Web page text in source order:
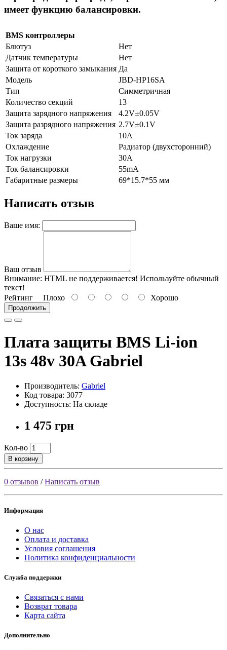
имеет функцию балансировки.
BMS контроллеры
Блютуз
Нет
Датчик температуры
Нет
Защита от короткого замыкания Да
Модель
JBD-HP16SA
Тип
Симметричная
Количество секций
13
Защита зарядного напряжения
4.2V±0.05V
Защита разрядного напряжения 2.7V±0.1V
Ток заряда
10А
Охлаждение
Радиатор (двухсторонний)
Ток нагрузки
30А
Ток балансировки
55mА
Габаритные размеры
69*15.7*55 мм
Написать отзыв
Ваше имя:
Ваш отзыв
Внимание: HTML не поддерживается! Используйте обычный
текст!
Рейтинг Плохо Хорошо
Продолжить
Плата защиты BMS Li-ion
13s 48v 30A Gabriel
Производитель: Gabriel
Код товара: 3077
Доступность: На складе
1 475 грн
Кол-во
В корзину
0 отзывов /Написать отзыв
Информация
О нас
Оплата и доставка
Условия соглашения
Политика конфиденциальности
Служба поддержки
Связаться с нами
Возврат товара
Карта сайта
Дополнительно